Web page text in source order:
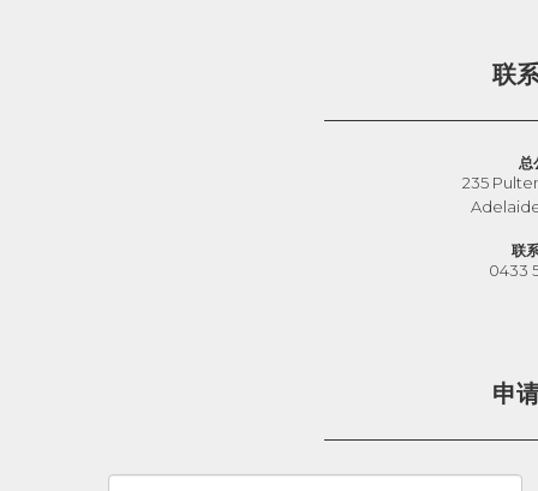
联
总
235
联
0433
申